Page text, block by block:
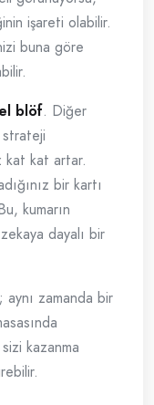
işareti olabilir.
buna göre
blöf. Diğer
strateji
kat kat artar.
bir kartı
kumarın
dayalı bir
aynı zamanda bir
kazanma